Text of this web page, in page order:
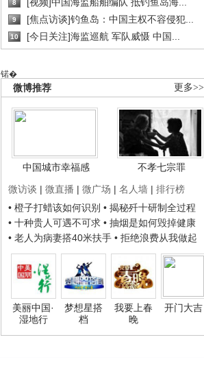
8
9 [焦点访谈]钓鱼岛：中国主权不容侵犯...
10 [今日关注]海监巡航 军队威慑 中国...
锘�
更多>>
微博推荐
中国城市幸福感
不孝七宗罪
微访谈 | 微直播 | 微广场 | 名人墙 | 排行榜
• 橙子打蜡该如何识别 • 揭秘歼十研制全过程
• 十种贵人可遇不可求 • 抽烟是如何毁掉健康
• 老人为病妻搭40米扶手 • 拒绝浪费从我做起
美丽中国·
湿地行
梦想星搭
档
我要上春
晚
开门大吉